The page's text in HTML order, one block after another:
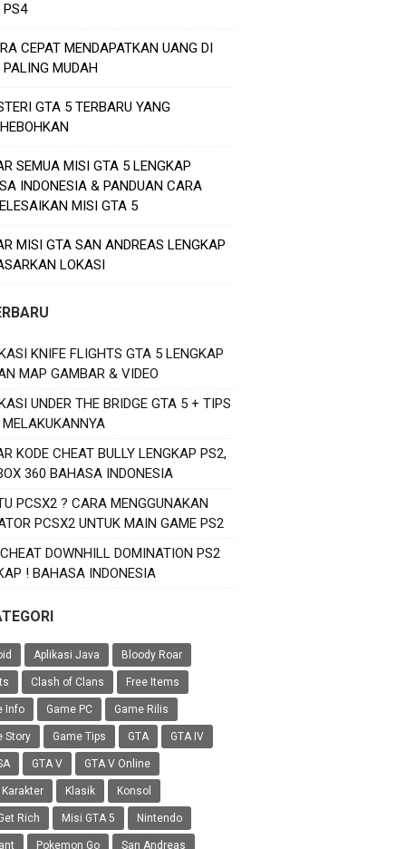
PS4
CEPAT MENDAPATKAN UANG DI
MUDAH
GTA 5 TERBARU YANG
SEMUA MISI GTA 5 LENGKAP
INDONESIA & PANDUAN CARA
MISI GTA 5
MISI GTA SAN ANDREAS LENGKAP
LOKASI
KNIFE FLIGHTS GTA 5 LENGKAP
MAP GAMBAR & VIDEO
UNDER THE BRIDGE GTA 5 + TIPS
KODE CHEAT BULLY LENGKAP PS2,
360 BAHASA INDONESIA
PCSX2 ? CARA MENGGUNAKAN
PCSX2 UNTUK MAIN GAME PS2
DOWNHILL DOMINATION PS2
! BAHASA INDONESIA
Aplikasi Java Bloody Roar
Clash of Clans Free Items
Info Game PC Game Rilis
Story Game Tips GTA GTA IV
GTA V GTA V Online
Karakter Klasik Konsol
Rich Misi GTA 5 Nintendo
Pokemon Go San Andreas